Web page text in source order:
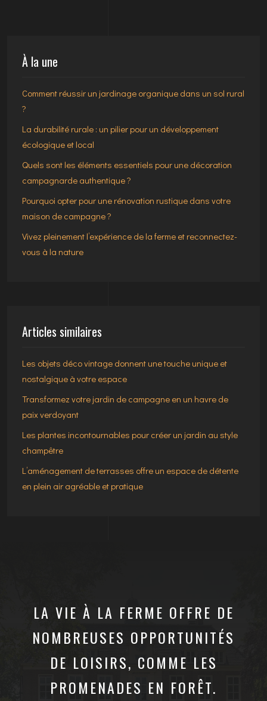
À la une
Comment réussir un jardinage organique dans un sol rural
?
La durabilité rurale : un pilier pour un développement
écologique et local
Quels sont les éléments essentiels pour une décoration
campagnarde authentique ?
Pourquoi opter pour une rénovation rustique dans votre
maison de campagne ?
Vivez pleinement l’expérience de la ferme et reconnectez-
vous à la nature
Articles similaires
Les objets déco vintage donnent une touche unique et
nostalgique à votre espace
Transformez votre jardin de campagne en un havre de
paix verdoyant
Les plantes incontournables pour créer un jardin au style
champêtre
L’aménagement de terrasses offre un espace de détente
en plein air agréable et pratique
LA VIE À LA FERME OFFRE DE
NOMBREUSES OPPORTUNITÉS
DE LOISIRS, COMME LES
PROMENADES EN FORÊT.